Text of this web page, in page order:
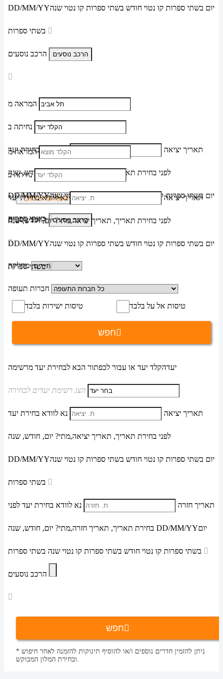
DD/MM/YYיום בשתי ספרות קו נטוי חודש בשתי ספרות קו נטוי שנה
הרכב נוסעים
המראה מ
נחיתה ב
תאריך יציאה נא לוודא בחירת יעד
לפני בחירת תאריך, מתי? יום, חודש, שנה
DD/MM/YYיום בשתי ספרות קו נטוי חודש בשתי ספרות קו נטוי שנה
בשתי ספרות
המראה מ
נחיתה ב
תאריך יציאה נא לוודא בחירת יעד
לפני בחירת תאריך, תאריך יציאה,מתי? יום, חודש, שנה
DD/MM/YYיום בשתי ספרות קו נטוי חודש בשתי ספרות קו נטוי שנה
בשתי ספרות
הוסף עוד טיסה
הרכב נוסעים
חפש
מחלקה
חברות תעופה
טיסות ישירות בלבד טיסות אל על בלבד
יעדהקלד יעד או עבור לכפתור הבא לבחירת יעד מרשימה
הצג רשימת יעדים לבחירה
תאריך יציאה נא לוודא בחירת יעד
לפני בחירת תאריך, תאריך יציאה,מתי? יום, חודש, שנה
DD/MM/YYיום בשתי ספרות קו נטוי חודש בשתי ספרות קו נטוי שנה
תאריך חזרה נא לוודא בחירת יעד לפני
בחירת תאריך, תאריך חזרה, DD/MM/YYיום
הרכב נוסעים
חפש
* ניתן להזמין חדרים נוספים ו/או להוסיף תינוקות להזמנה לאחר חיפוש
ובחירת המלון המבוקש.